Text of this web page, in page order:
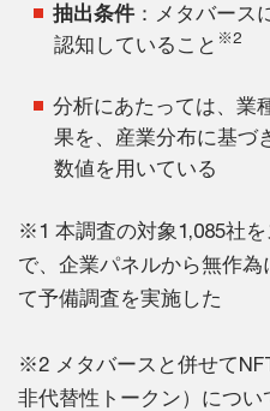
抽出条件 ：メタバース
認知していること ※2
分析にあたっては、業
果を、産業分布に基づ
数値を用いている
※1 本調査の対象1,085社
で、企業パネルから無作
て予備調査を実施した
※2 メタバースと併せて
非代替性トークン）につ